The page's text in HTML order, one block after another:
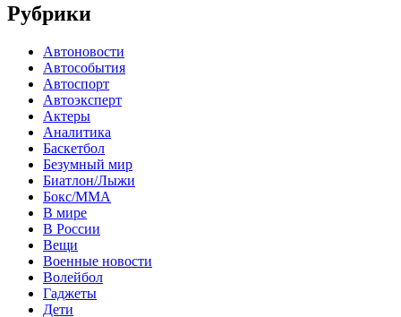
Рубрики
Автоновости
Автособытия
Автоспорт
Автоэксперт
Актеры
Аналитика
Баскетбол
Безумный мир
Биатлон/Лыжи
Бокс/MMA
В мире
В России
Вещи
Военные новости
Волейбол
Гаджеты
Дети